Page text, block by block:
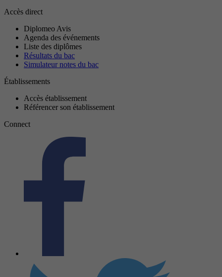
Accès direct
Diplomeo Avis
Agenda des événements
Liste des diplômes
Résultats du bac
Simulateur notes du bac
Établissements
Accès établissement
Référencer son établissement
Connect